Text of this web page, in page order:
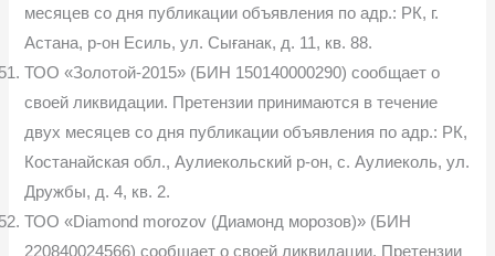
месяцев со дня публикации объявления по адр.: РК, г.
Астана, р-он Есиль, ул. Сығанак, д. 11, кв. 88.
ТОО «Золотой-2015» (БИН 150140000290) сообщает о
своей ликвидации. Претензии принимаются в течение
двух месяцев со дня публикации объявления по адр.: РК,
Костанайская обл., Аулиекольский р-он, с. Аулиеколь, ул.
Дружбы, д. 4, кв. 2.
ТОО «Diamond morozov (Диамонд морозов)» (БИН
220840024566) сообщает о своей ликвидации. Претензии